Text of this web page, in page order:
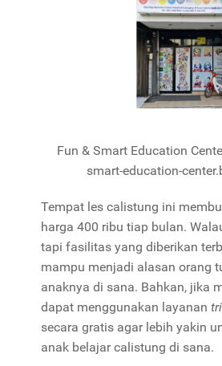
Fun & Smart Education
smart-education-
Tempat les calistung ini
harga 400 ribu tiap bulan.
tapi fasilitas yang diberikan
mampu menjadi alasan orang
anaknya di sana. Bahkan, jika
dapat menggunakan layanan
secara gratis agar lebih yakin
anak belajar calistung di sana.